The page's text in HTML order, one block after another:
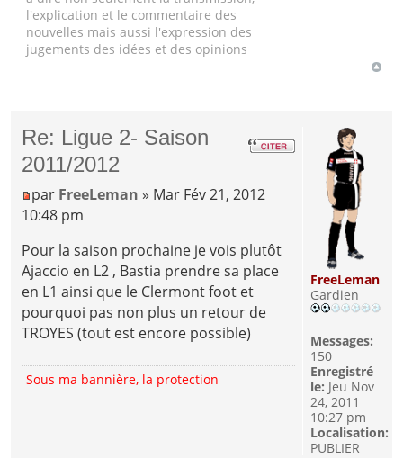
l'explication et le commentaire des
nouvelles mais aussi l'expression des
jugements des idées et des opinions
Re: Ligue 2- Saison
2011/2012
par FreeLeman » Mar Fév 21, 2012
10:48 pm
Pour la saison prochaine je vois plutôt
Ajaccio en L2 , Bastia prendre sa place
en L1 ainsi que le Clermont foot et
pourquoi pas non plus un retour de
TROYES (tout est encore possible)
Sous ma bannière, la protection
FreeLeman
Gardien
Messages:
150
Enregistré
le: Jeu Nov
24, 2011
10:27 pm
Localisation:
PUBLIER